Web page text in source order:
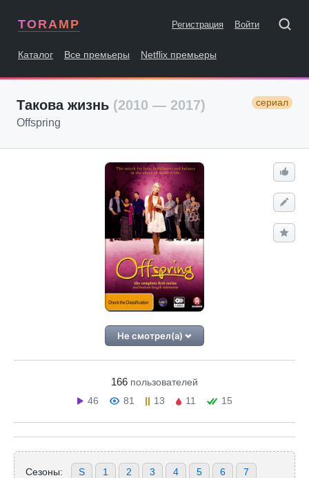
TORAMP Регистрация Войти
Каталог Все премьеры Netflix премьеры
Такова жизнь (2010 — 2017) сериал
Offspring
Не смотрел(а)
166 пользователей
46
81 13 11 15
Сезоны: S 1 2 3 4 5 6 7